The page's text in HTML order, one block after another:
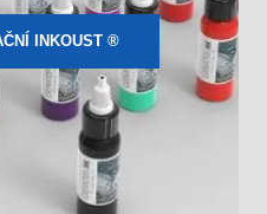
INKOUST ®